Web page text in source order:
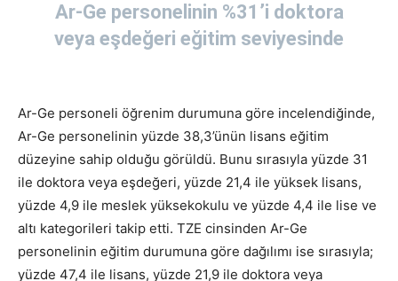
Ar-Ge personelinin %31’i doktora
veya eşdeğeri eğitim seviyesinde
Ar-Ge personeli öğrenim durumuna göre incelendiğinde,
Ar-Ge personelinin yüzde 38,3’ünün lisans eğitim
düzeyine sahip olduğu görüldü. Bunu sırasıyla yüzde 31
ile doktora veya eşdeğeri, yüzde 21,4 ile yüksek lisans,
yüzde 4,9 ile meslek yüksekokulu ve yüzde 4,4 ile lise ve
altı kategorileri takip etti. TZE cinsinden Ar-Ge
personelinin eğitim durumuna göre dağılımı ise sırasıyla;
yüzde 47,4 ile lisans, yüzde 21,9 ile doktora veya